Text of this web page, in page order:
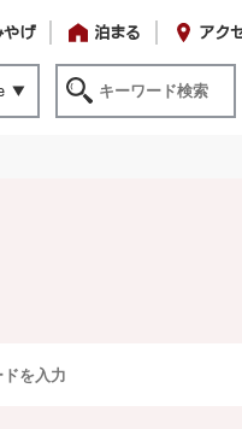
やげ 泊まる アク